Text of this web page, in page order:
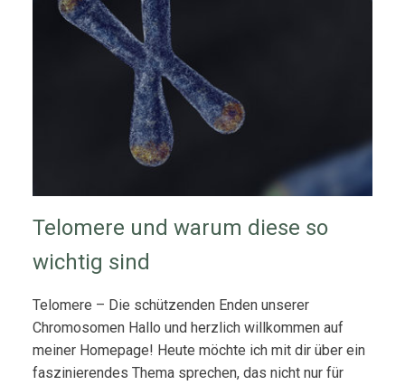
Telomere und warum diese so
wichtig sind
Telomere – Die schützenden Enden unserer
Chromosomen Hallo und herzlich willkommen auf
meiner Homepage! Heute möchte ich mit dir über ein
faszinierendes Thema sprechen, das nicht nur für